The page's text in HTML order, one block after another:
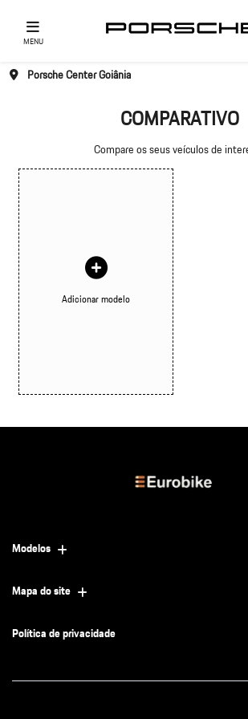
MENU
Porsche Center Goiânia
COMPARATIVO
Compare os seus veículos de
Adicionar modelo
Modelos
Mapa do site
Política de privacidade